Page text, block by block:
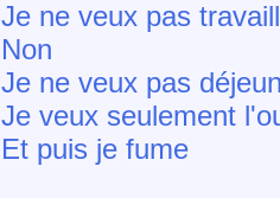
Je ne veux pas
Non
Je ne veux pas
Je veux seulement
Et puis je fume